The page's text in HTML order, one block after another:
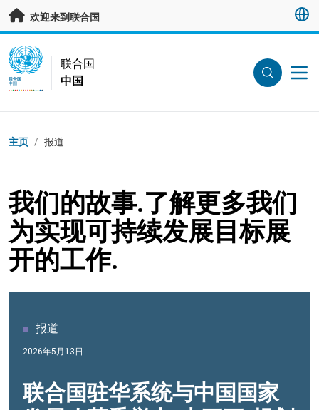
跳转至主要内容
欢迎来到联合国
UN Logo
联合国
中国
联合国
中国
页面路径
主页 / 报道
我们的故事.了解更多我们
为实现可持续发展目标展
开的工作.
报道
2026年5月13日
联合国驻华系统与中国国家